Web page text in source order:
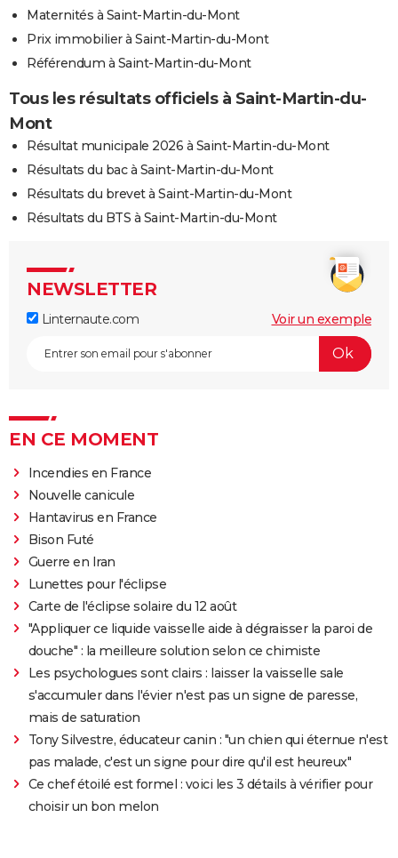
Maternités à Saint-Martin-du-Mont
Prix immobilier à Saint-Martin-du-Mont
Référendum à Saint-Martin-du-Mont
Tous les résultats officiels à Saint-Martin-du-
Mont
Résultat municipale 2026 à Saint-Martin-du-Mont
Résultats du bac à Saint-Martin-du-Mont
Résultats du brevet à Saint-Martin-du-Mont
Résultats du BTS à Saint-Martin-du-Mont
NEWSLETTER
Linternaute.com Voir un exemple
EN CE MOMENT
Incendies en France
Nouvelle canicule
Hantavirus en France
Bison Futé
Guerre en Iran
Lunettes pour l'éclipse
Carte de l'éclipse solaire du 12 août
"Appliquer ce liquide vaisselle aide à dégraisser la paroi de
douche" : la meilleure solution selon ce chimiste
Les psychologues sont clairs : laisser la vaisselle sale
s'accumuler dans l'évier n'est pas un signe de paresse,
mais de saturation
Tony Silvestre, éducateur canin : "un chien qui éternue n'est
pas malade, c'est un signe pour dire qu'il est heureux"
Ce chef étoilé est formel : voici les 3 détails à vérifier pour
choisir un bon melon